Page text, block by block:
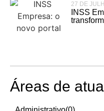
27 DE
INSS
Áreas de